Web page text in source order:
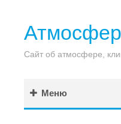
Сайт об атмосфере,
Меню